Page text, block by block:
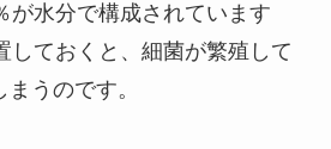
が水分で構成されています
しておくと、細菌が繁殖して
うのです。